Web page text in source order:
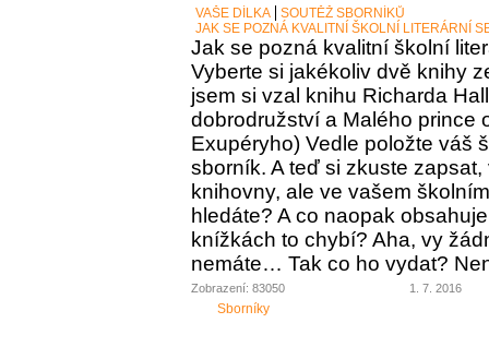
VAŠE DÍLKA
SOUTĚŽ SBORNÍKŮ
JAK SE POZNÁ KVALITNÍ ŠKOLNÍ LITERÁRNÍ
Jak se pozná kvalitní školní
Vyberte si jakékoliv dvě knihy
jsem si vzal knihu Richarda
dobrodružství a Malého prince
Exupéryho) Vedle položte váš
sborník. A teď si zkuste
knihovny, ale ve vašem
hledáte? A co naopak
knížkách to chybí? Aha, vy
nemáte… Tak co ho vydat?
Zobrazení: 83050 1. 7. 2016
Sborníky